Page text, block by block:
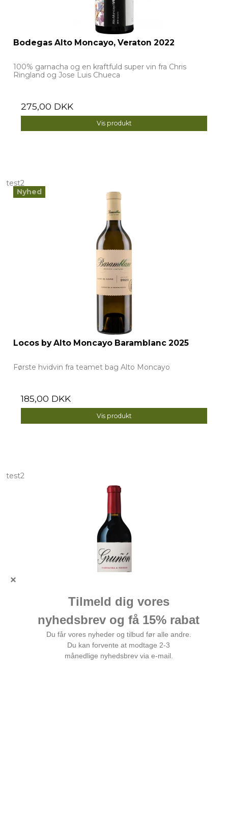
Bodegas Alto Moncayo, Veraton 2022
100% garnacha og en kraftfuld super vin fra Chris
Ringland og Jose Luis Chueca
275,00 DKK
Vis produkt
Nyhed
test2
Locos by Alto Moncayo Baramblanc 2025
Første hvidvin fra teamet bag Alto Moncayo
185,00 DKK
Vis produkt
test2
Locos by Alto Moncayo Grunon 2020
93 Point af Tim Atkins - Topvin fra folkene bag Alto